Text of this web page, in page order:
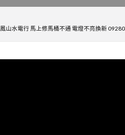
鳳山水電行 馬上修馬桶不通 電燈不亮換新